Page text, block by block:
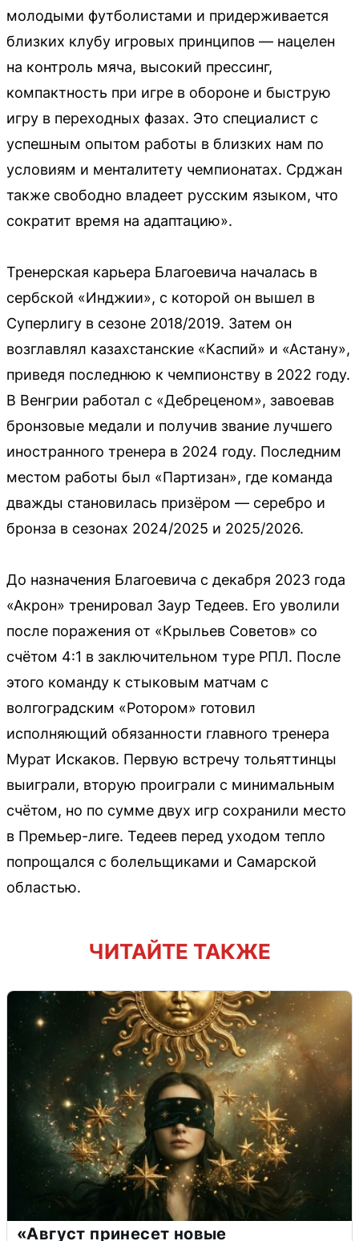
молодыми футболистами и придерживается
близких клубу игровых принципов — нацелен
на контроль мяча, высокий прессинг,
компактность при игре в обороне и быструю
игру в переходных фазах. Это специалист с
успешным опытом работы в близких нам по
условиям и менталитету чемпионатах. Срджан
также свободно владеет русским языком, что
сократит время на адаптацию».
Тренерская карьера Благоевича началась в
сербской «Инджии», с которой он вышел в
Суперлигу в сезоне 2018/2019. Затем он
возглавлял казахстанские «Каспий» и «Астану»,
приведя последнюю к чемпионству в 2022 году.
В Венгрии работал с «Дебреценом», завоевав
бронзовые медали и получив звание лучшего
иностранного тренера в 2024 году. Последним
местом работы был «Партизан», где команда
дважды становилась призёром — серебро и
бронза в сезонах 2024/2025 и 2025/2026.
До назначения Благоевича с декабря 2023 года
«Акрон» тренировал Заур Тедеев. Его уволили
после поражения от «Крыльев Советов» со
счётом 4:1 в заключительном туре РПЛ. После
этого команду к стыковым матчам с
волгоградским «Ротором» готовил
исполняющий обязанности главного тренера
Мурат Искаков. Первую встречу тольяттинцы
выиграли, вторую проиграли с минимальным
счётом, но по сумме двух игр сохранили место
в Премьер-лиге. Тедеев перед уходом тепло
попрощался с болельщиками и Самарской
областью.
ЧИТАЙТЕ ТАКЖЕ
«Август принесет новые